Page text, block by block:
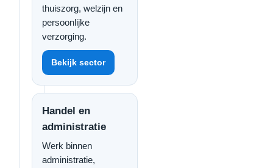
thuiszorg, welzijn en
persoonlijke
verzorging.
Bekijk sector
Handel en
administratie
Werk binnen
administratie,